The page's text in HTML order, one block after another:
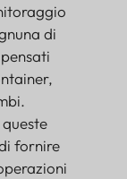
di
fornire